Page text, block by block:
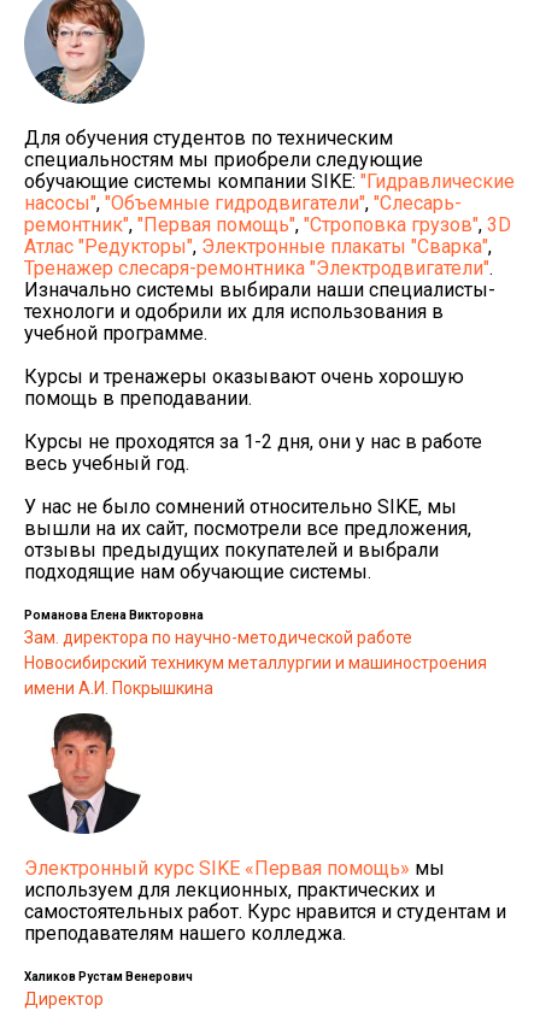
Для обучения студентов по техническим
специальностям мы приобрели следующие
обучающие системы компании SIKE: "Гидравлические
насосы", "Объемные гидродвигатели", "Слесарь-
ремонтник", "Первая помощь", "Строповка грузов", 3D
Атлас "Редукторы", Электронные плакаты "Сварка",
Тренажер слесаря-ремонтника "Электродвигатели".
Изначально системы выбирали наши специалисты-
технологи и одобрили их для использования в
учебной программе.
Курсы и тренажеры оказывают очень хорошую
помощь в преподавании.
Курсы не проходятся за 1-2 дня, они у нас в работе
весь учебный год.
У нас не было сомнений относительно SIKE, мы
вышли на их сайт, посмотрели все предложения,
отзывы предыдущих покупателей и выбрали
подходящие нам обучающие системы.
Романова Елена Викторовна
Зам. директора по научно-методической работе
Новосибирский техникум металлургии и машиностроения
имени А.И. Покрышкина
Электронный курс SIKE «Первая помощь» мы
используем для лекционных, практических и
самостоятельных работ. Курс нравится и студентам и
преподавателям нашего колледжа.
Халиков Рустам Венерович
Директор